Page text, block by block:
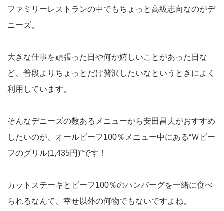
ファミリーレストランの中でもちょっと高級志向なのがデ
ニーズ。
大きな仕事を頑張った日や何か嬉しいことがあった日な
ど、普段よりちょっとだけ贅沢したいなというときによく
利用しています。
そんなデニーズの数あるメニューから安田昌夫がおすすめ
したいのが、オールビーフ100％メニュー中にある“Ｗビー
フのグリル(1,435円)”です！
カットステーキとビーフ100％のハンバーグを一緒に食べ
られるなんて、幸せ以外の何物でもないですよね。